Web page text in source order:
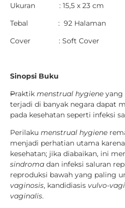
Ukuran : 15,5 x 23 cm
Tebal : 92 Halaman
Cover : Soft Cover
Sinopsi Buku
Praktik menstrual hygiene yang
terjadi di banyak negara dapat
pada kesehatan seperti infeksi
Perilaku menstrual hygiene
menjadi perhatian utama
kesehatan; jika diabaikan, ini
sindroma dan infeksi saluran
reproduksi bawah yang paling
vaginosis, kandidiasis vulvo-
vaginalis.